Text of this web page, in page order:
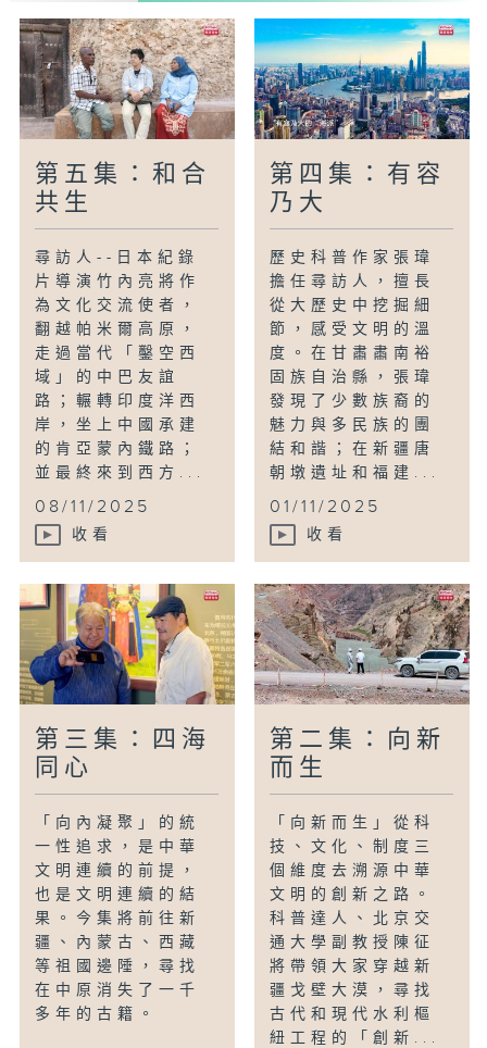
第五集：和合
共生
尋訪人--日本紀錄
片導演竹內亮將作
為文化交流使者，
翻越帕米爾高原，
走過當代「鑿空西
域」的中巴友誼
路；輾轉印度洋西
岸，坐上中國承建
的肯亞蒙內鐵路；
並最終來到西方...
08/11/2025
收看
第四集：有容
乃大
歷史科普作家張瑋
擔任尋訪人，擅長
從大歷史中挖掘細
節，感受文明的溫
度。在甘肅肅南裕
固族自治縣，張瑋
發現了少數族裔的
魅力與多民族的團
結和諧；在新疆唐
朝墩遺址和福建...
01/11/2025
收看
第三集：四海
同心
「向內凝聚」的統
一性追求，是中華
文明連續的前提，
也是文明連續的結
果。今集將前往新
疆、內蒙古、西藏
等祖國邊陲，尋找
在中原消失了一千
多年的古籍。
第二集：向新
而生
「向新而生」從科
技、文化、制度三
個維度去溯源中華
文明的創新之路。
科普達人、北京交
通大學副教授陳征
將帶領大家穿越新
疆戈壁大漠，尋找
古代和現代水利樞
紐工程的「創新...